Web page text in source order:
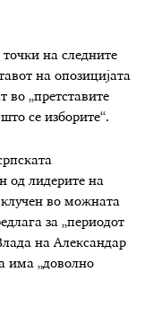
точки на следните
на опозицијата
во „претставите
се изборите“.
од лидерите на
во можната
за „периодот
на Александар
има „доволно